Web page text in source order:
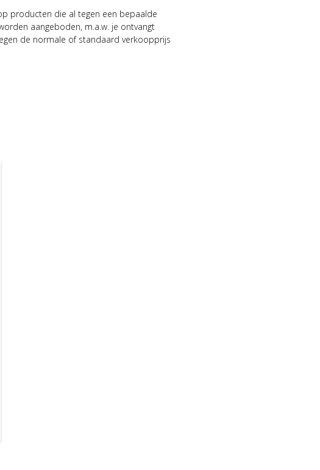
producten die al tegen een bepaalde
aangeboden, m.a.w. je ontvangt
de normale of standaard verkoopprijs